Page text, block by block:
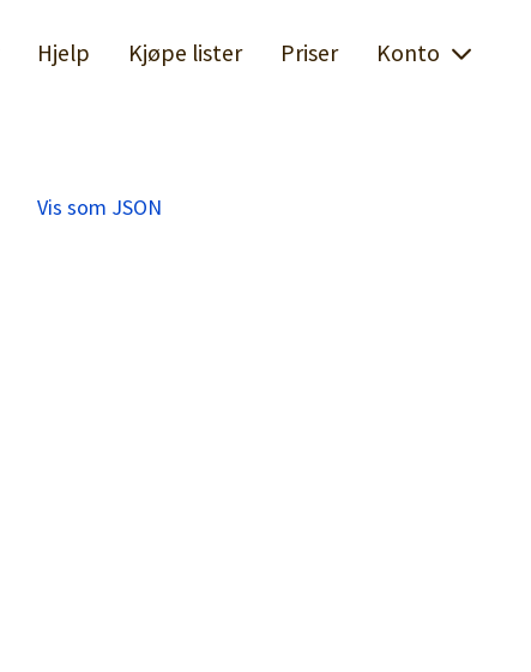
Hjelp Kjøpe lister Priser Konto
Vis som JSON